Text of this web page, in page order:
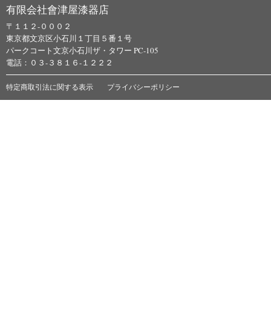
有限会社會津屋漆器店
〒１１２-０００２
東京都文京区小石川１丁目５番１号
パークコート文京小石川ザ・タワー PC-105
電話：０３-３８１６-１２２２
特定商取引法に関する表示 プライバシーポリシー